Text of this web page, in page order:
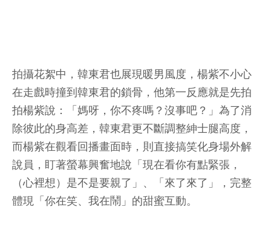
拍攝花絮中，韓東君也展現暖男風度，楊紫不小心
在走戲時撞到韓東君的鎖骨，他第一反應就是先拍
拍楊紫說：「媽呀，你不疼嗎？沒事吧？」為了消
除彼此的身高差，韓東君更不斷調整紳士腿高度，
而楊紫在觀看回播畫面時，則直接搞笑化身場外解
說員，盯著螢幕興奮地說「現在看你有點緊張，
（心裡想）是不是要親了」、「來了來了」，完整
體現「你在笑、我在鬧」的甜蜜互動。